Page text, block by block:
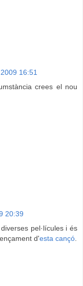
16:51
crees el nou
20:39
pel·lícules i és
d'esta cançó